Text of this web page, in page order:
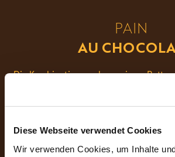
Diese Webseite verwendet Cookies
Wir verwenden Cookies, um Inhalte
PAIN
AU
Die Kombination aus knusprigem
Blätterteig, gefüllt mit einer zarten
Schweizer Schokolade überzeugt noch
Muss man probiert haben, um es